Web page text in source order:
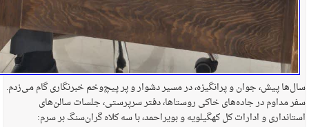
سال‌ها پیش، جوان و پرانگیزه، در مسیر دشوار و پر پیچ‌وخم خبرنگاری گام می‌زدم.
سفر مداوم در جاده‌های خاکی روستاها، دفتر سرپرستی، جلسات سالن‌های
استانداری و ادارات کل کهگیلویه و بویراحمد، با سه کلاه گران‌سنگ بر سرم: